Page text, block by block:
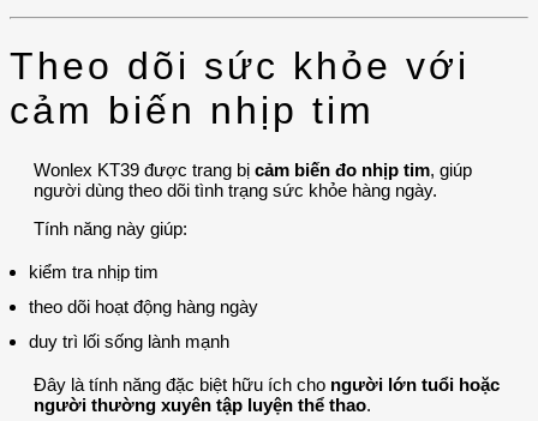
Theo dõi sức khỏe với
cảm biến nhịp tim
Wonlex KT39 được trang bị cảm biến đo nhịp tim, giúp
người dùng theo dõi tình trạng sức khỏe hàng ngày.
Tính năng này giúp:
kiểm tra nhịp tim
theo dõi hoạt động hàng ngày
duy trì lối sống lành mạnh
Đây là tính năng đặc biệt hữu ích cho người lớn tuổi hoặc
người thường xuyên tập luyện thể thao.